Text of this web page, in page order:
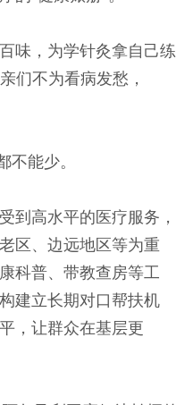
，为学针灸拿自己练
们不为看病发愁，
能少。
高水平的医疗服务，
区、边远地区等为重
科普、带教查房等工
建立长期对口帮扶机
，让群众在基层更